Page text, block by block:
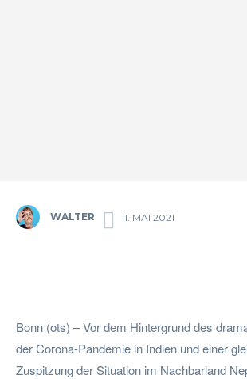
WALTER 11. MAI 2021
Bonn (ots) – Vor dem Hintergrund des
der Corona-Pandemie in Indien und einer
Zuspitzung der Situation im Nachbarland